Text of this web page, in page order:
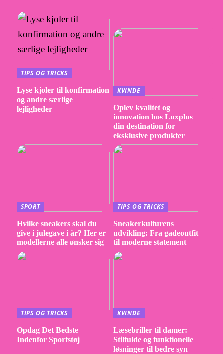
TIPS OG TRICKS
Lyse kjoler til konfirmation
og andre særlige
lejligheder
KVINDE
Oplev kvalitet og
innovation hos Luxplus –
din destination for
eksklusive produkter
SPORT
Hvilke sneakers skal du
give i julegave i år? Her er
modellerne alle ønsker sig
TIPS OG TRICKS
Sneakerkulturens
udvikling: Fra gadeoutfit
til moderne statement
TIPS OG TRICKS
Opdag Det Bedste
Indenfor Sportstøj
KVINDE
Læsebriller til damer:
Stilfulde og funktionelle
løsninger til bedre syn